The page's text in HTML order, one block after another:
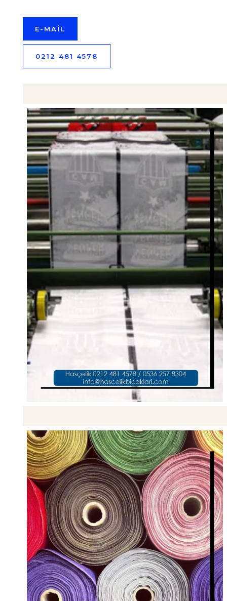
E-MAİL
0212 481 4578